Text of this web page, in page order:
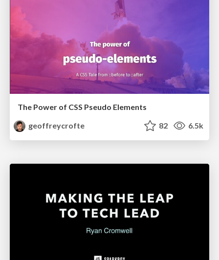
The Power of CSS Pseudo Elements
geoffreycrofte
82 6.5k